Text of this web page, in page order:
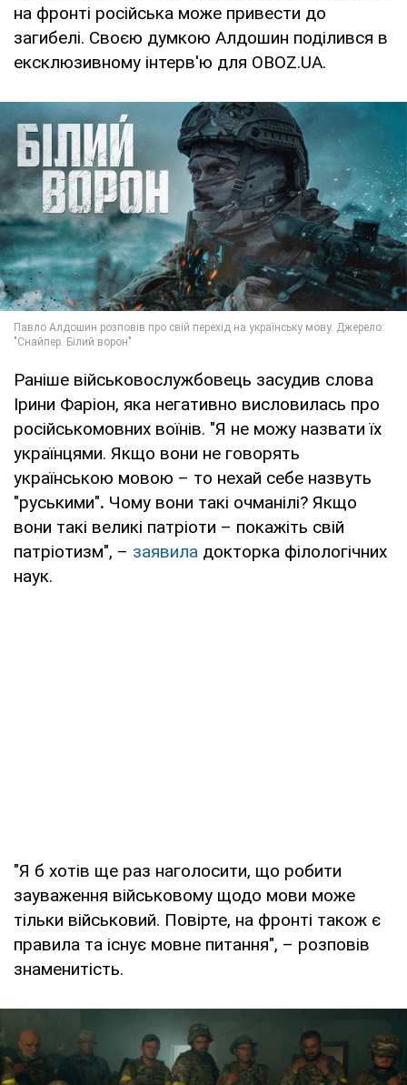
на фронті російська може привести до
загибелі. Своєю думкою Алдошин поділився в
ексклюзивному інтерв'ю для OBOZ.UA.
Раніше військовослужбовець засудив слова
Ірини Фаріон, яка негативно висловилась про
російськомовних воїнів. "Я не можу назвати їх
українцями. Якщо вони не говорять
українською мовою – то нехай себе назвуть
"руськими". Чому вони такі очманілі? Якщо
вони такі великі патріоти – покажіть свій
патріотизм", – заявила докторка філологічних
наук.
"Я б хотів ще раз наголосити, що робити
зауваження військовому щодо мови може
тільки військовий. Повірте, на фронті також є
правила та існує мовне питання", – розповів
знаменитість.